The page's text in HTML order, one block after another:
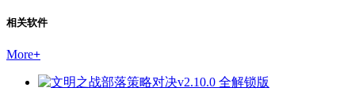
相关软件
More+